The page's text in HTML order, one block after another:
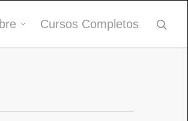
Cursos Completos